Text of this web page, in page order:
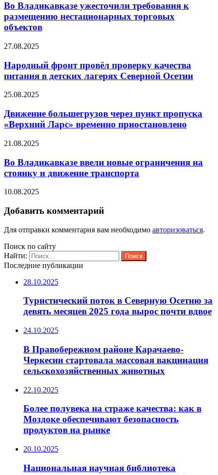
Во Владикавказе ужесточили требования к
размещению нестационарных торговых
объектов
27.08.2025
Народный фронт провёл проверку качества
питания в детских лагерях Северной Осетии
25.08.2025
Движение большегрузов через пункт пропуска
«Верхний Ларс» временно приостановлено
21.08.2025
Во Владикавказе ввели новые ограничения на
стоянку и движение транспорта
10.08.2025
Добавить комментарий
Для отправки комментария вам необходимо авторизоваться.
Поиск по сайту
Найти:
Последние публикации
28.10.2025
Туристический поток в Северную Осетию за
девять месяцев 2025 года вырос почти вдвое
24.10.2025
В Правобережном районе Карачаево-
Черкесии стартовала массовая вакцинация
сельскохозяйственных животных
22.10.2025
Более полувека на страже качества: как в
Моздоке обеспечивают безопасность
продуктов на рынке
20.10.2025
Национальная научная библиотека